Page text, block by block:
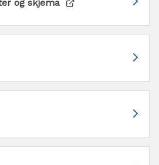
og skjema